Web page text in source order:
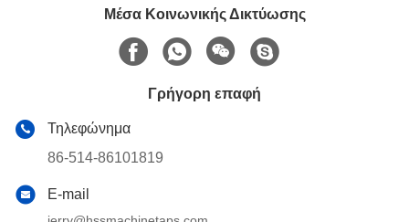
Μέσα Κοινωνικής Δικτύωσης
Γρήγορη επαφή
Τηλεφώνημα
86-514-86101819
E-mail